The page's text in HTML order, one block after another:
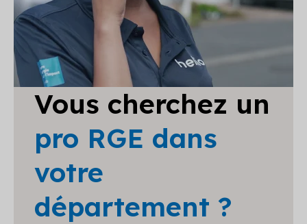
Vous cherchez un
pro RGE dans
votre
département ?